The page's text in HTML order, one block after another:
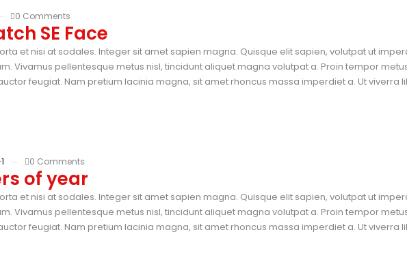
0 Comments
SE Face
et nisi at sodales. Integer sit amet sapien magna. Quisque elit sapien, volutpat ut
Vivamus pellentesque metus nisl, tincidunt aliquet magna volutpat a. Proin tempor
feugiat. Nam pretium lacinia magna, sit amet rhoncus massa imperdiet a. Ut viverra
0 Comments
of year
et nisi at sodales. Integer sit amet sapien magna. Quisque elit sapien, volutpat ut
Vivamus pellentesque metus nisl, tincidunt aliquet magna volutpat a. Proin tempor
feugiat. Nam pretium lacinia magna, sit amet rhoncus massa imperdiet a. Ut viverra